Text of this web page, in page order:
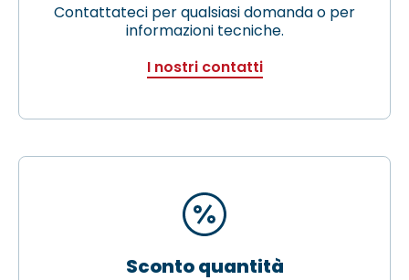
Contattateci per qualsiasi domanda o per
informazioni tecniche.
I nostri contatti
Sconto quantità